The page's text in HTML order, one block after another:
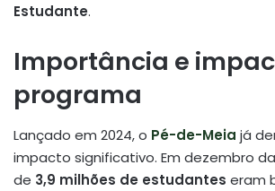
Estudante.
Importância e
programa
Lançado em 2024, o Pé-de-Meia já
impacto significativo. Em dezembro
de 3,9 milhões de estudantes eram